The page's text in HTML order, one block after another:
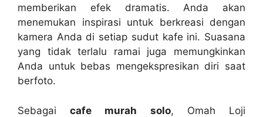
memberikan efek dramatis. Anda akan
menemukan inspirasi untuk berkreasi dengan
kamera Anda di setiap sudut kafe ini. Suasana
yang tidak terlalu ramai juga memungkinkan
Anda untuk bebas mengekspresikan diri saat
berfoto.
Sebagaicafe murah solo, Omah Loji